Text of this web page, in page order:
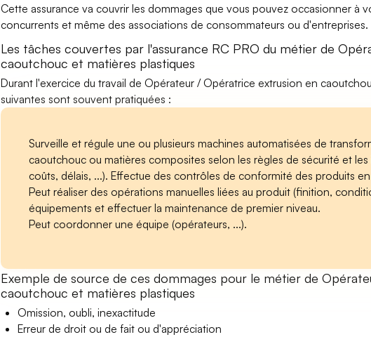
Cette assurance va couvrir les dommages que vous pouvez occasionner à
concurrents et même des associations de consommateurs ou d'entreprises.
Les tâches couvertes par l'assurance RC PRO du métier de
caoutchouc et matières plastiques
Durant l'exercice du travail de Opérateur / Opératrice extrusion en
suivantes sont souvent pratiquées :
Surveille et régule une ou plusieurs machines automatisées de
caoutchouc ou matières composites selon les règles de sécurité et
coûts, délais, ...). Effectue des contrôles de conformité des produits
Peut réaliser des opérations manuelles liées au produit (finition,
équipements et effectuer la maintenance de premier niveau.
Peut coordonner une équipe (opérateurs, ...).
Exemple de source de ces dommages pour le métier de
caoutchouc et matières plastiques
Omission, oubli, inexactitude
Erreur de droit ou de fait ou d'appréciation